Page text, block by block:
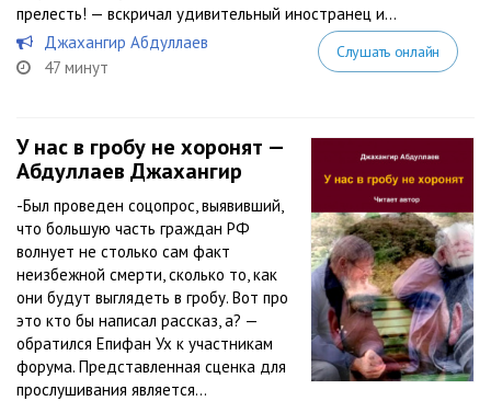
прелесть! — вскричал удивительный иностранец и...
Джахангир Абдуллаев
47 минут
Слушать онлайн
У нас в гробу не хоронят —
Абдуллаев Джахангир
-Был проведен соцопрос, выявивший,
что большую часть граждан РФ
волнует не столько сам факт
неизбежной смерти, сколько то, как
они будут выглядеть в гробу. Вот про
это кто бы написал рассказ, а? —
обратился Епифан Ух к участникам
форума. Представленная сценка для
прослушивания является...